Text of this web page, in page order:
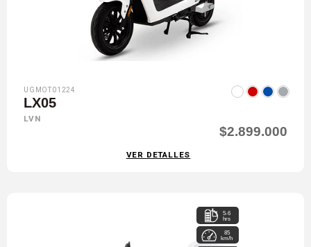
UGMOT01224
LX05
LVN
$2.899.000
VER DETALLES
5-6
hrs
85
km/h